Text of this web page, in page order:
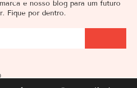
e nosso blog para um futuro
Fique por dentro.